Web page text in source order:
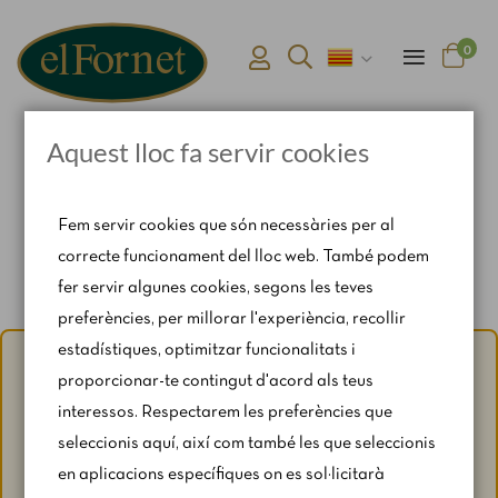
0
vacances, es restringeixen lleugerament els horaris i els
caps de setmana segons disponibilitat.
catering@rosendomila.com
Aquest lloc fa servir cookies
Fem servir cookies que són necessàries per al
correcte funcionament del lloc web. També podem
fer servir algunes cookies, segons les teves
preferències, per millorar l'experiència, recollir
estadístiques, optimitzar funcionalitats i
proporcionar-te contingut d'acord als teus
interessos. Respectarem les preferències que
seleccionis aquí, així com també les que seleccionis
en aplicacions específiques on es sol·licitarà